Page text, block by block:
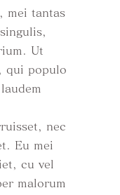
mei tantas
Ut
qui populo
nec
Eu mei
cu vel
malorum